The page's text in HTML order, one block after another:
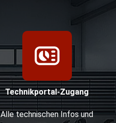
Technikportal-Zugang
Alle technischen Infos und